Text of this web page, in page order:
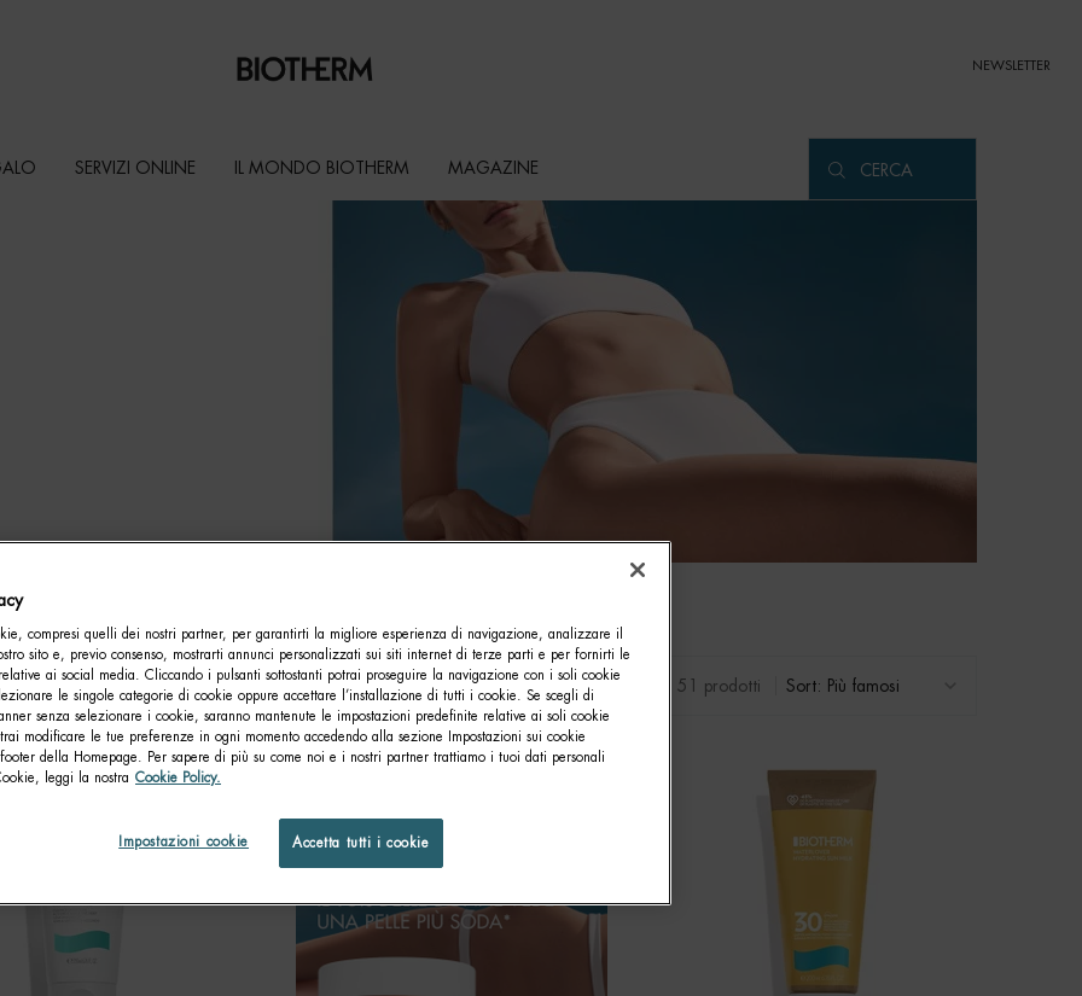
NEWSLETTER
SERVIZI ONLINE IL MONDO BIOTHERM MAGAZINE CERCA
51 prodotti Sort:
compresi quelli dei nostri partner, per garantirti la migliore esperienza di navigazione, analizzare il
sito e, previo consenso, mostrarti annunci personalizzati sui siti internet di terze parti e per fornirti le
ai social media. Cliccando i pulsanti sottostanti potrai proseguire la navigazione con i soli cookie
le singole categorie di cookie oppure accettare l’installazione di tutti i cookie. Se scegli di
senza selezionare i cookie, saranno mantenute le impostazioni predefinite relative ai soli cookie
modificare le tue preferenze in ogni momento accedendo alla sezione Impostazioni sui cookie
della Homepage. Per sapere di più su come noi e i nostri partner trattiamo i tuoi dati personali
leggi la nostra Cookie Policy.
Impostazioni cookie Accetta tutti i cookie